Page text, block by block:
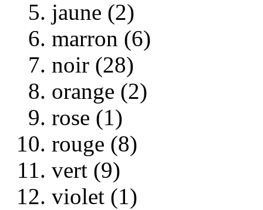
jaune (2)
marron (6)
noir (28)
orange (2)
rose (1)
rouge (8)
vert (9)
violet (1)